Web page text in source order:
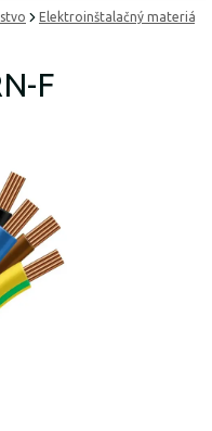
Elektroinštalačný materiál
F